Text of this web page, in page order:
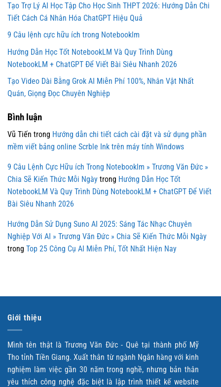
Tạo Trợ Lý AI Học Tập Cho Học Sinh THPT 2026: Hướng Dẫn Chi
Tiết Cách Cá Nhân Hóa ChatGPT Hiệu Quả
9 Câu lệnh cực hữu ích trong Notebooklm
Hướng Dẫn Học Tốt NotebookLM Và Quy Trình Dùng
NotebookLM + ChatGPT Để Viết Bài Siêu Nhanh 2026
Tạo Video Dài Bằng Grok AI Miễn Phí 100%, Nhân Vật Nhất
Quán, Giọng Đọc Chuyên Nghiệp
Bình luận
Vũ Tiến trong Hướng dẫn chi tiết cách cài đặt và sử dụng phần
mềm viết bảng online Scrble Ink trên máy tính Windows
9 Câu Lệnh Cực Hữu ích Trong Notebooklm » Trương Văn Đức »
Chia Sẽ Kiến Thức Mỗi Ngày trong Hướng Dẫn Học Tốt
NotebookLM Và Quy Trình Dùng NotebookLM + ChatGPT Để Viết
Bài Siêu Nhanh 2026
Hướng Dẫn Sử Dụng Suno AI 2025: Sáng Tác Nhạc Chuyên
Nghiệp Với AI » Trương Văn Đức » Chia Sẽ Kiến Thức Mỗi Ngày
trong Top 25 Công Cụ AI Miễn Phí, Tốt Nhất Hiện Nay
Giới thiệu
Mình tên thật là Trương Văn Đức - Quê tại thành phố Mỹ
Tho tỉnh Tiền Giang. Xuất thân từ ngành Ngân hàng với kinh
nghiệm làm việc gần 30 năm trong nghề, nhưng bản thân
yêu thích công nghệ đặc biệt là lập trình thiết kế website